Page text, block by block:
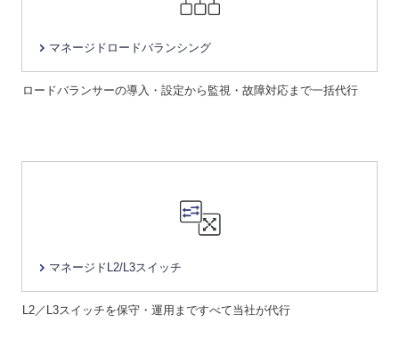
マネージドロードバランシング
ロードバランサーの導入・設定から監視・故障対応まで一括代行
マネージドL2/L3スイッチ
L2／L3スイッチを保守・運用まですべて当社が代行